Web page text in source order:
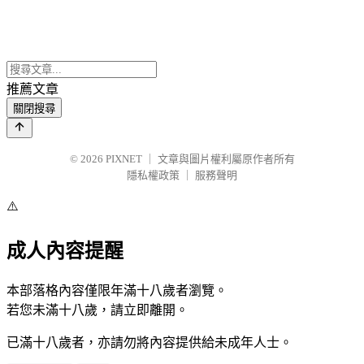
推薦文章
關閉搜尋
© 2026 PIXNET
文章與圖片權利屬原作者所有
隱私權政策
服務聲明
⚠️
成人內容提醒
本部落格內容僅限年滿十八歲者瀏覽。
若您未滿十八歲，請立即離開。
已滿十八歲者，亦請勿將內容提供給未成年人士。